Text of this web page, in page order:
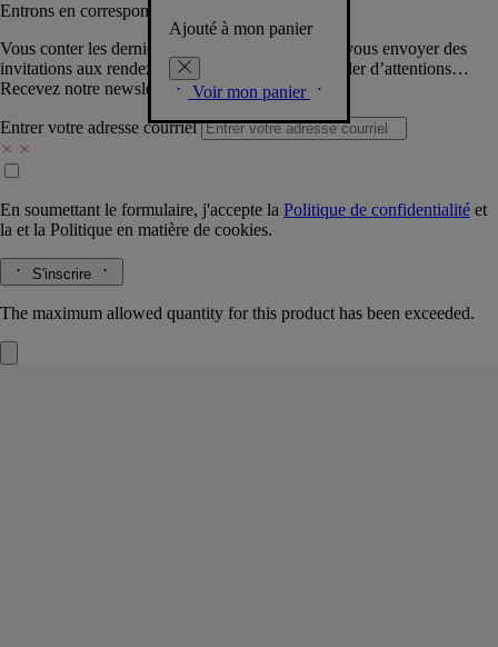
Ajouté à mon panier
Voir mon panier
Entrons en correspondance​
Vous conter les dernières créations de la Maison, vous envoyer des
invitations aux rendez-vous Diptyque, vous combler d’attentions…
Recevez notre newsletter.
Entrer votre adresse courriel
En soumettant le formulaire, j'accepte la Politique de confidentialité et
la et la Politique en matière de cookies.
S'inscrire
The maximum allowed quantity for this product has been exceeded.